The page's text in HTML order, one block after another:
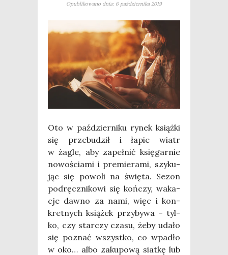
Opublikowano dnia: 6 października 2019
Oto w paź­dzier­ni­ku rynek książ­ki
się prze­bu­dził i łapie wiatr
w żagle, aby zapeł­nić księ­gar­nie
nowo­ścia­mi i pre­mie­ra­mi, szy­ku­
jąc się powo­li na świę­ta. Sezon
pod­ręcz­ni­ko­wi się koń­czy, waka­
cje daw­no za nami, więc i kon­
kret­nych ksią­żek przy­by­wa – tyl­
ko, czy star­czy cza­su, żeby uda­ło
się poznać wszyst­ko, co wpa­dło
w oko… albo zaku­po­wą siat­kę lub